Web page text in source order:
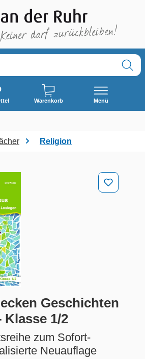
Warenkorb Menü
Religion
Geschichten
Klasse 1/2
zum Sofort-
Neuauflage